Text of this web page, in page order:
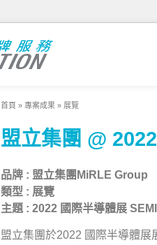
首頁 » 專案成果 » 展覽
盟立集團 @
品牌 : 盟立集團MiRLE Group
類型 : 展覽
主題 : 2022 國際半導體展
盟立集團於2022 國際半導體